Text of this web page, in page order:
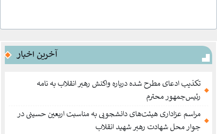
آخرین اخبار
تکذیب ادعای مطرح شده درباره واکنش رهبر انقلاب به نامه
رئیس‌جمهور محترم
مراسم عزاداری هیئت‌های دانشجویی به مناسبت اربعین حسینی در
جوار محل شهادت رهبر شهید انقلاب